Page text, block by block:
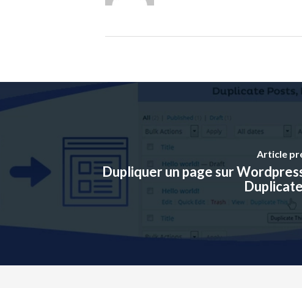
Article
Dupliquer un page sur